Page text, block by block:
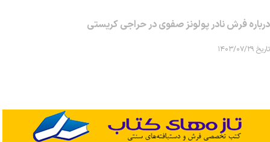
درباره فرش نادر پولونز صفوی در حراجی کریستی
تاریخ ۱۴۰۳/۰۷/۲۹